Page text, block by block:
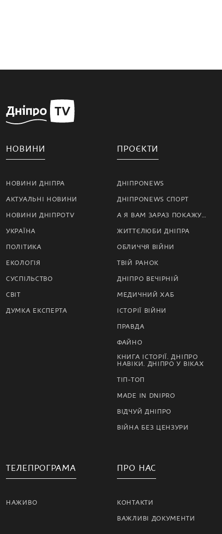
НОВИНИ
НОВИНИ ДНІПРА
АКТУАЛЬНІ НОВИНИ
НОВИНИ ДНІПРОTV
УКРАЇНА
ПОЛІТИКА
ЕКОЛОГІЯ
СУСПІЛЬСТВО
СВІТ
ДУМКА ЕКСПЕРТА
ПРОЄКТИ
ДНІПРОNEWS
ДНІПРОNEWS СПОРТ
А Я ВАМ ЗАРАЗ ПОКАЖУ…
ЖИТТЄЛЮБИ ДНІПРА
ОБЛИЧЧЯ ВІЙНИ
ТВІЙ РАНОК
ДНІПРО ВЕЧІРНІЙ
МЕДИЧНИЙ ХАБ
ІСТОРІЇ ВІЙНИ
ПРАВДА
ФАЙНО
КНИГА ІСТОРІЇ. ДНІПРО
НАВІКИ. ДНІПРО У ВІКАХ
ТІП-ТОП
MADE IN DNIPRO
ВІДЧУЙ ДНІПРО
ВІЙНА БЕЗ ЦЕНЗУРИ
ТЕЛЕПРОГРАМА
НАЖИВО
ПРО НАС
КОНТАКТИ
ВАЖЛИВІ ДОКУМЕНТИ